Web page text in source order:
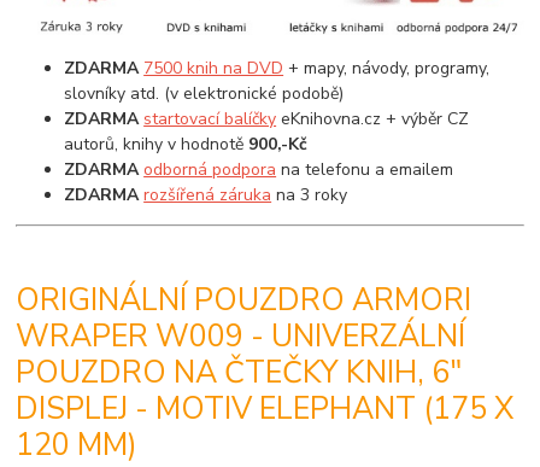
ZDARMA 7500 knih na DVD + mapy, návody, programy,
slovníky atd. (v elektronické podobě)
ZDARMA startovací balíčky eKnihovna.cz + výběr CZ
autorů, knihy v hodnotě 900,-Kč
ZDARMA odborná podpora na telefonu a emailem
ZDARMA rozšířená záruka na 3 roky
ORIGINÁLNÍ POUZDRO ARMORI
WRAPER W009 - UNIVERZÁLNÍ
POUZDRO NA ČTEČKY KNIH, 6"
DISPLEJ - MOTIV ELEPHANT (175 X
120 MM)